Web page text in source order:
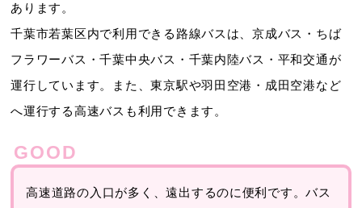
あります。
千葉市若葉区内で利用できる路線バスは、京成バス・ちば
フラワーバス・千葉中央バス・千葉内陸バス・平和交通が
運行しています。また、東京駅や羽田空港・成田空港など
へ運行する高速バスも利用できます。
高速道路の入口が多く、遠出するのに便利です。バス